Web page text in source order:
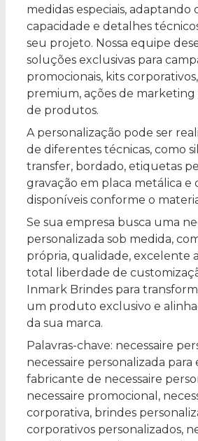
medidas especiais, adaptando
capacidade e detalhes
seu projeto. Nossa equipe
soluções exclusivas para
promocionais, kits
premium, ações de
de produtos.
A personalização pode ser
de diferentes técnicas, como
transfer, bordado, etiquetas
gravação em placa metálica e
disponíveis conforme o
Se sua empresa busca uma
personalizada sob medida,
própria, qualidade, excelente
total liberdade de
Inmark Brindes para
um produto exclusivo e
da sua marca.
Palavras-chave: necessaire
necessaire personalizada para
fabricante de necessaire
necessaire promocional,
corporativa, brindes
corporativos personalizados,